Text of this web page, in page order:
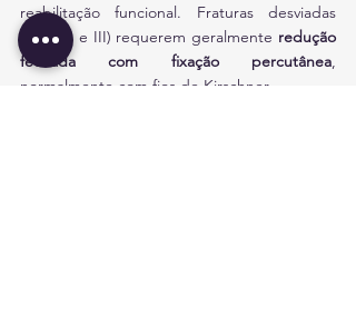
reabilitação funcional. Fraturas desviadas
(tipos II e III) requerem geralmente redução
fechada com fixação percutânea,
normalmente com fios de Kirschner.